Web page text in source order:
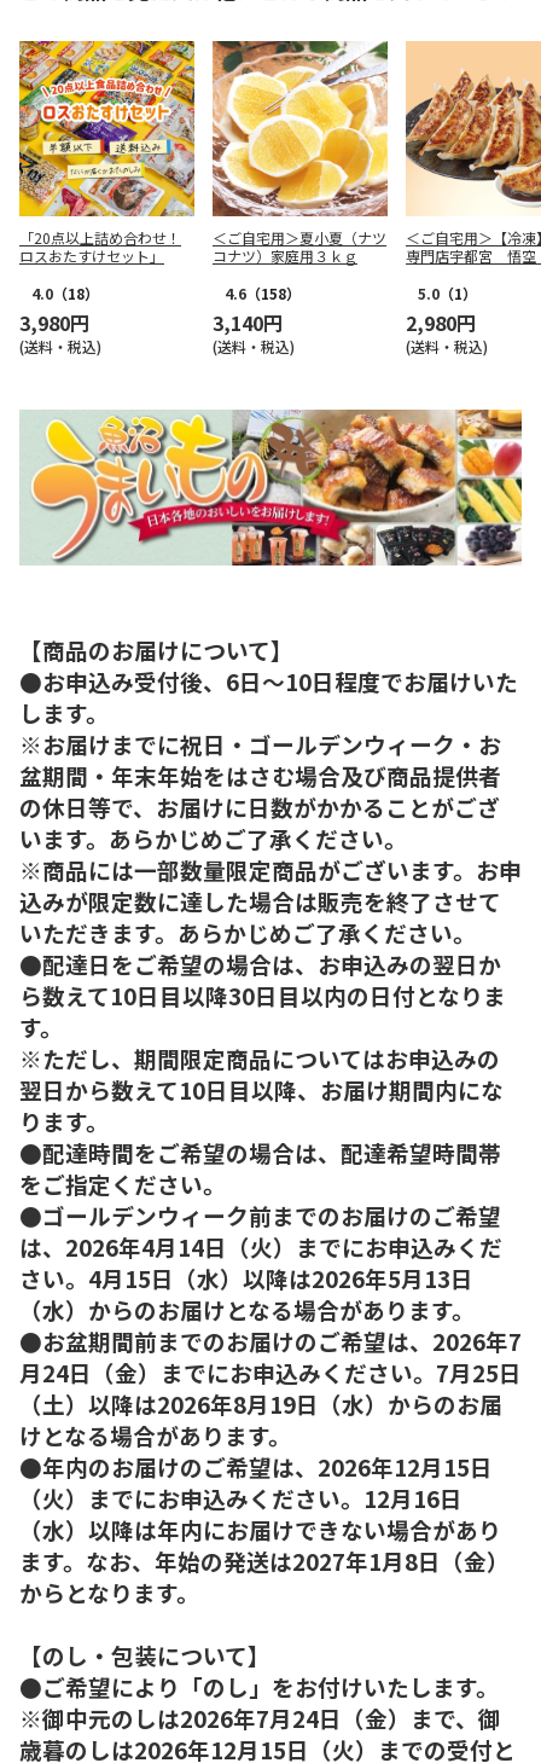
「20点以上詰め合わせ！
ロスおたすけセット」
4.0 （18）
3,980円
(送料・税込)
＜ご自宅用＞夏小夏（ナツ
コナツ）家庭用３ｋｇ
4.6 （158）
3,140円
(送料・税込)
＜ご自宅用＞【冷凍
専門店宇都宮 悟
5.0 （1）
2,980円
(送料・税込)
【商品のお届けについて】
●お申込み受付後、6日～10日程度でお届けいた
します。
※お届けまでに祝日・ゴールデンウィーク・お
盆期間・年末年始をはさむ場合及び商品提供者
の休日等で、お届けに日数がかかることがござ
います。あらかじめご了承ください。
※商品には一部数量限定商品がございます。お申
込みが限定数に達した場合は販売を終了させて
いただきます。あらかじめご了承ください。
●配達日をご希望の場合は、お申込みの翌日か
ら数えて10日目以降30日目以内の日付となりま
す。
※ただし、期間限定商品についてはお申込みの
翌日から数えて10日目以降、お届け期間内にな
ります。
●配達時間をご希望の場合は、配達希望時間帯
をご指定ください。
●ゴールデンウィーク前までのお届けのご希望
は、2026年4月14日（火）までにお申込みくだ
さい。4月15日（水）以降は2026年5月13日
（水）からのお届けとなる場合があります。
●お盆期間前までのお届けのご希望は、2026年7
月24日（金）までにお申込みください。7月25日
（土）以降は2026年8月19日（水）からのお届
けとなる場合があります。
●年内のお届けのご希望は、2026年12月15日
（火）までにお申込みください。12月16日
（水）以降は年内にお届けできない場合があり
ます。なお、年始の発送は2027年1月8日（金）
からとなります。
【のし・包装について】
●ご希望により「のし」をお付けいたします。
※御中元のしは2026年7月24日（金）まで、御
歳暮のしは2026年12月15日（火）までの受付と